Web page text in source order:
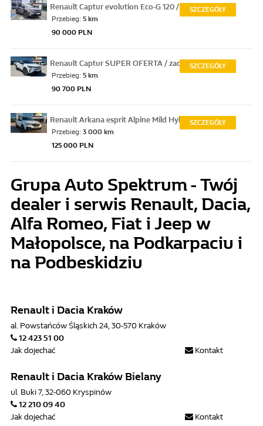
Renault Captur evolution Eco-G 120 / ZYSKAJ 11 200 ZŁ z
Przebieg: 5 km
90 000 PLN
SZCZEGÓŁY
Renault Captur SUPER OFERTA / zadzwoń po szczegóły !!!,
Przebieg: 5 km
90 700 PLN
SZCZEGÓŁY
Renault Arkana esprit Alpine Mild Hybrid 160 EDC |
Przebieg: 3 000 km
125 000 PLN
SZCZEGÓŁY
Grupa Auto Spektrum - Twój
dealer i serwis Renault, Dacia,
Alfa Romeo, Fiat i Jeep w
Małopolsce, na Podkarpaciu i
na Podbeskidziu
Renault i Dacia Kraków
al. Powstańców Śląskich 24, 30-570 Kraków
12 423 51 00
Kontakt
Jak dojechać
Renault i Dacia Kraków Bielany
ul. Buki 7, 32-060 Kryspinów
12 210 09 40
Kontakt
Jak dojechać